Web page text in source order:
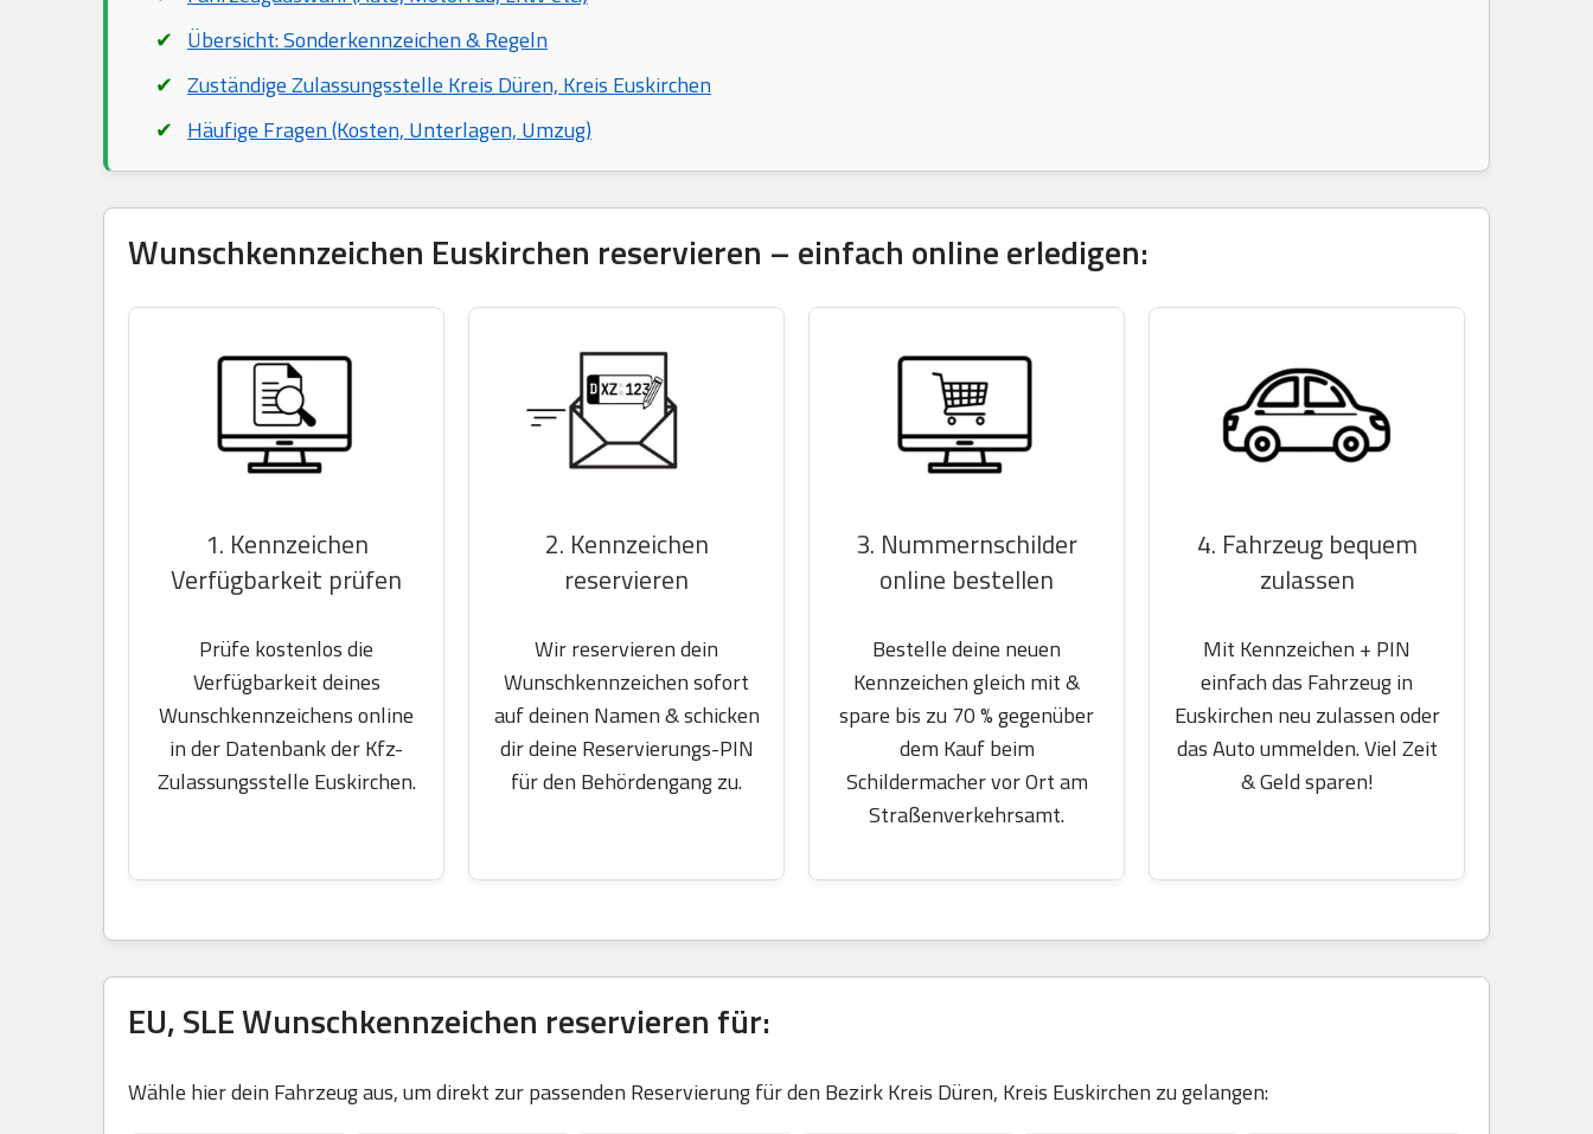
Übersicht: Sonderkennzeichen & Regeln
Zuständige Zulassungsstelle Kreis Düren, Kreis Euskirchen
Häufige Fragen (Kosten, Unterlagen, Umzug)
Wunschkennzeichen Euskirchen reservieren – einfach online erledigen:
1. Kennzeichen
Verfügbarkeit prüfen
Prüfe kostenlos die
Verfügbarkeit deines
Wunschkennzeichens online
in der Datenbank der Kfz-
Zulassungsstelle Euskirchen.
2. Kennzeichen
reservieren
Wir reservieren dein
Wunschkennzeichen sofort
auf deinen Namen & schicken
dir deine Reservierungs-PIN
für den Behördengang zu.
3. Nummernschilder
online bestellen
Bestelle deine neuen
Kennzeichen gleich mit &
spare bis zu 70 % gegenüber
dem Kauf beim
Schildermacher vor Ort am
Straßenverkehrsamt.
4. Fahrzeug bequem
zulassen
Mit Kennzeichen + PIN
einfach das Fahrzeug in
Euskirchen neu zulassen oder
das Auto ummelden. Viel Zeit
& Geld sparen!
EU, SLE Wunschkennzeichen reservieren für:
Wähle hier dein Fahrzeug aus, um direkt zur passenden Reservierung für den Bezirk Kreis Düren, Kreis Euskirchen zu gelangen: